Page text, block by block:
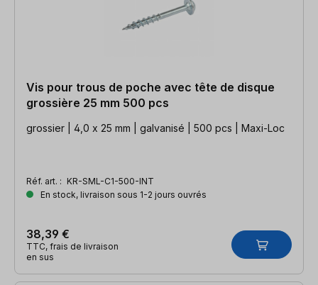
Vis pour trous de poche avec tête de disque
grossière 25 mm 500 pcs
grossier | 4,0 x 25 mm | galvanisé | 500 pcs | Maxi-Loc
Réf. art. : KR-SML-C1-500-INT
En stock, livraison sous 1-2 jours ouvrés
38,39 €
TTC, frais de livraison
en sus